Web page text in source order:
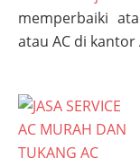
memperbaiki
atau AC di kantor